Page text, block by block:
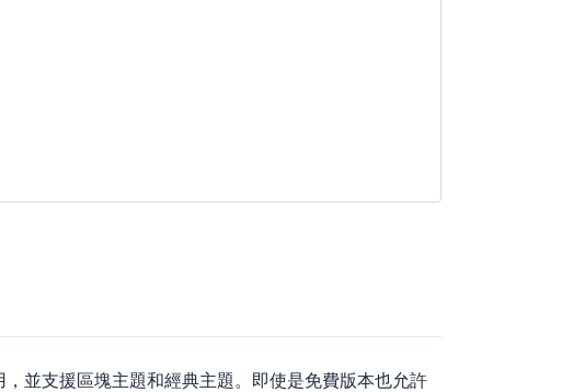
並支援區塊主題和經典主題。即使是免費版本也允許